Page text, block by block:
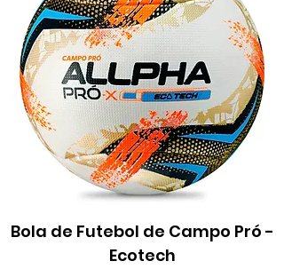
Bola de Futebol de Campo Pró -
Ecotech